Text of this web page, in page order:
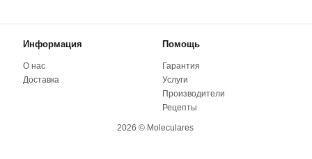
Информация Помощь
О нас
Доставка
Гарантия
Услуги
Производители
Рецепты
2026 © Moleculares